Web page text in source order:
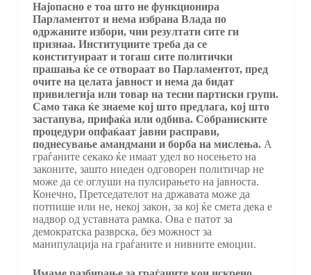
Најопасно е тоа што не функционира
Парламентот и нема избрана Влада по
одржаните избори, чии резултати сите ги
признаа. Институциите треба да се
конституираат и тогаш сите политички
прашања ќе се отвораат во Парламентот, пред
очите на целата јавност и нема да бидат
привилегија или товар на тесни партиски групи.
Само така ќе знаеме кој што предлага, кој што
застапува, прифаќа или одбива. Собраниските
процедури опфаќаат јавни расправи,
поднесување амандмани и борба на мислења.А
граѓаните секако ќе имаат удел во носењето на
законите, зашто ниеден одговорен политичар не
може да се оглуши на пулсирањето на јавноста.
Конечно, Претседателот на државата може да
потпише или не, некој закон, за кој ќе смета дека е
надвор од уставната рамка. Ова е патот за
демократска разврска, без можност за
манипулација на граѓаните и нивните емоции.